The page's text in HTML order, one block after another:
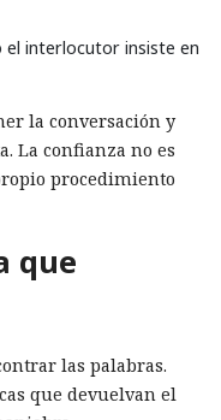
el interlocutor insiste en
la conversación y
La confianza no es
procedimiento
que
las palabras.
que devuelvan el